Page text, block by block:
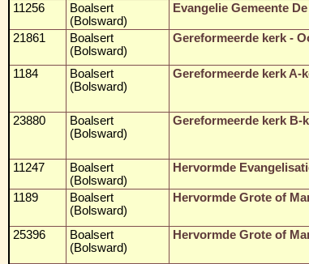
11256
Boalsert
(Bolsward)
Evangelie Gemeente
21861
Boalsert
(Bolsward)
Gereformeerde kerk -
1184
Boalsert
(Bolsward)
Gereformeerde kerk A-
23880
Boalsert
(Bolsward)
Gereformeerde kerk B-
11247
Boalsert
(Bolsward)
Hervormde
1189
Boalsert
(Bolsward)
Hervormde Grote of
25396
Boalsert
(Bolsward)
Hervormde Grote of